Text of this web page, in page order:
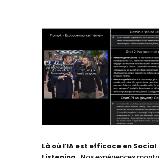
Là où l’IA est efficace en Social